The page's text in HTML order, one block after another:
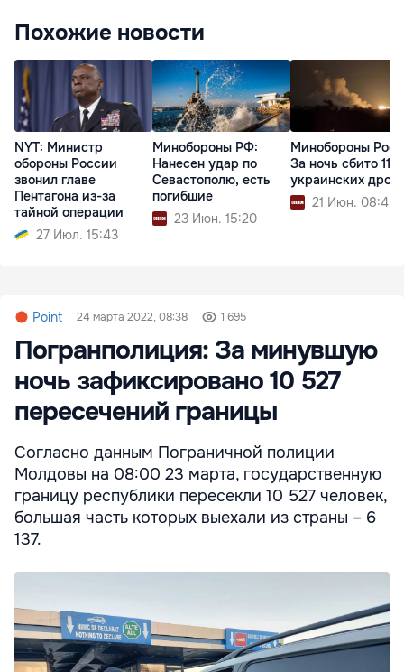
Похожие новости
NYT: Министр
обороны России
звонил главе
Пентагона из-за
тайной операции
27 Июл. 15:43
Минобороны РФ:
Нанесен удар по
Севастополю, есть
погибшие
23 Июн. 15:20
Минобороны
За ночь сбито 114
украинских
21 Июн. 08:45
Point 24 марта 2022, 08:38 1 695
Погранполиция: За минувшую
ночь зафиксировано 10 527
пересечений границы
Согласно данным Пограничной полиции
Молдовы на 08:00 23 марта, государственную
границу республики пересекли 10 527 человек,
большая часть которых выехали из страны – 6
137.